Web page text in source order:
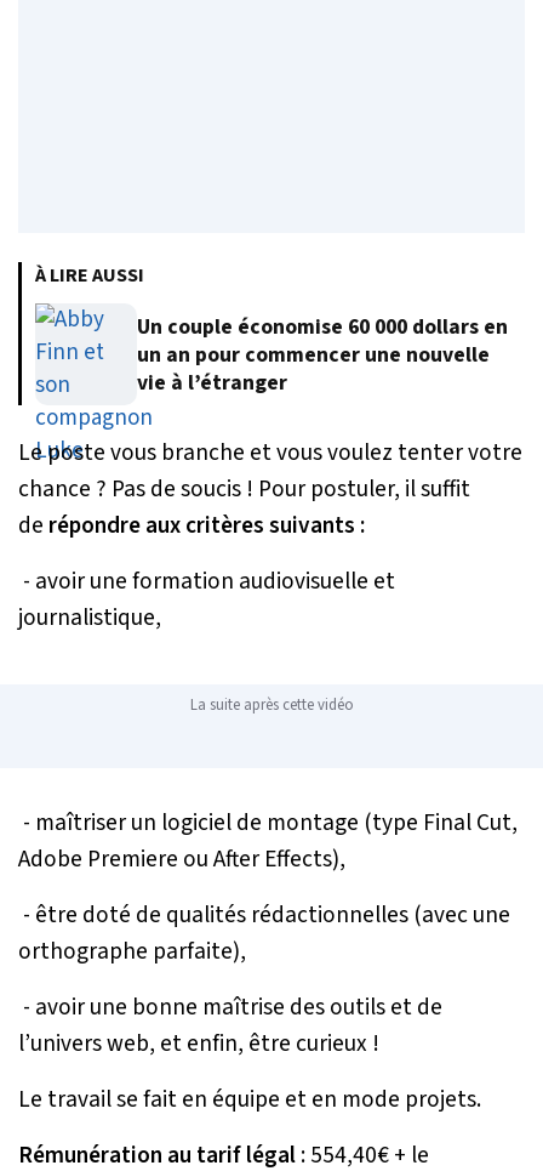
À LIRE AUSSI
Un couple économise 60 000 dollars en
un an pour commencer une nouvelle
vie à l’étranger
Le poste vous branche et vous voulez tenter votre
chance ? Pas de soucis ! Pour postuler, il suffit
de répondre aux critères suivants :
- avoir une formation audiovisuelle et
journalistique,
La suite après cette vidéo
- maîtriser un logiciel de montage (type Final Cut,
Adobe Premiere ou After Effects),
- être doté de qualités rédactionnelles (avec une
orthographe parfaite),
- avoir une bonne maîtrise des outils et de
l’univers web, et enfin, être curieux !
Le travail se fait en équipe et en mode projets.
Rémunération au tarif légal: 554,40€ + le